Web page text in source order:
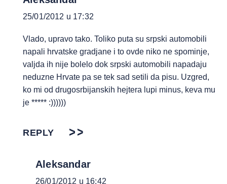
25/01/2012 u 17:32
Vlado, upravo tako. Toliko puta su srpski automobili
napali hrvatske gradjane i to ovde niko ne spominje,
valjda ih nije bolelo dok srpski automobili napadaju
neduzne Hrvate pa se tek sad setili da pisu. Uzgred,
ko mi od drugosrbijanskih hejtera lupi minus, keva mu
je ***** :))))))
REPLY
Aleksandar
26/01/2012 u 16:42